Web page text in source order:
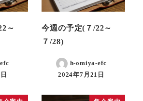
～
今週の予定(７/22～
７/28)
h-omiya-efc
2024年7月21日